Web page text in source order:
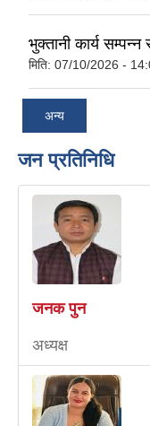
भुक्तानी कार्य
मिति: 07/10/2026 -
अन्य
जन प्रतिनिधि
जनक पुन
अध्यक्ष